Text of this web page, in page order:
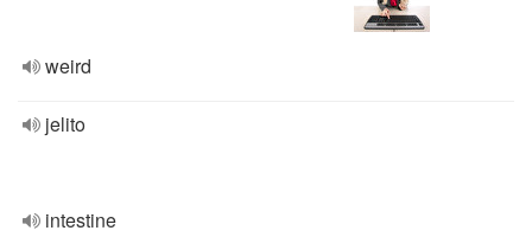
weird
jelito
intestine